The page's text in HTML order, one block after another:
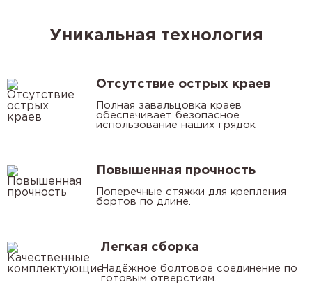
Уникальная технология
Отсутствие острых краев
Полная завальцовка краев
обеспечивает безопасное
использование наших грядок
Повышенная прочность
Поперечные стяжки для крепления
бортов по длине.
Легкая сборка
Надёжное болтовое соединение по
готовым отверстиям.